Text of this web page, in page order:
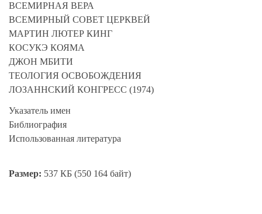
ВСЕМИРНАЯ ВЕРА
ВСЕМИРНЫЙ СОВЕТ ЦЕРКВЕЙ
МАРТИН ЛЮТЕР КИНГ
КОСУКЭ КОЯМА
ДЖОН МБИТИ
ТЕОЛОГИЯ ОСВОБОЖДЕНИЯ
ЛОЗАННСКИЙ КОНГРЕСС (1974)
Указатель имен
Библиография
Использованная литература
Размер: 537 КБ (550 164 байт)